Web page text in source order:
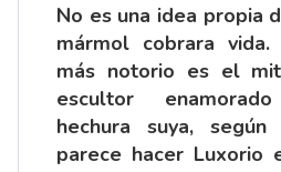
No es una idea propia
mármol cobrara vida.
más notorio es el
escultor
hechura suya,
parece hacer Luxorio